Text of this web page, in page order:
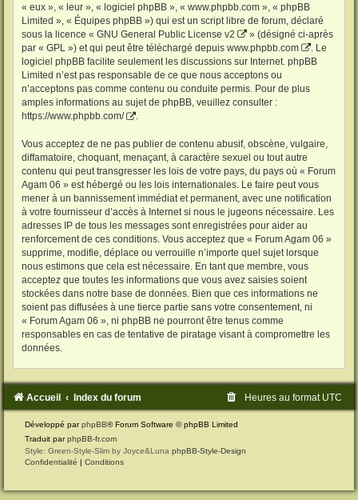
« eux », « leur », « logiciel phpBB », « www.phpbb.com », « phpBB
Limited », « Équipes phpBB ») qui est un script libre de forum, déclaré
sous la licence « GNU General Public License v2
» (désigné ci-après
par « GPL ») et qui peut être téléchargé depuis www.phpbb.com
. Le
logiciel phpBB facilite seulement les discussions sur Internet. phpBB
Limited n’est pas responsable de ce que nous acceptons ou
n’acceptons pas comme contenu ou conduite permis. Pour de plus
amples informations au sujet de phpBB, veuillez consulter :
https://www.phpbb.com/
.
Vous acceptez de ne pas publier de contenu abusif, obscène, vulgaire,
diffamatoire, choquant, menaçant, à caractère sexuel ou tout autre
contenu qui peut transgresser les lois de votre pays, du pays où « Forum
Agam 06 » est hébergé ou les lois internationales. Le faire peut vous
mener à un bannissement immédiat et permanent, avec une notification
à votre fournisseur d’accès à Internet si nous le jugeons nécessaire. Les
adresses IP de tous les messages sont enregistrées pour aider au
renforcement de ces conditions. Vous acceptez que « Forum Agam 06 »
supprime, modifie, déplace ou verrouille n’importe quel sujet lorsque
nous estimons que cela est nécessaire. En tant que membre, vous
acceptez que toutes les informations que vous avez saisies soient
stockées dans notre base de données. Bien que ces informations ne
soient pas diffusées à une tierce partie sans votre consentement, ni
« Forum Agam 06 », ni phpBB ne pourront être tenus comme
responsables en cas de tentative de piratage visant à compromettre les
données.
Accueil Index du forum Heures au format UTC
Développé parphpBB® Forum Software © phpBB Limited
Traduit parphpBB-fr.com
Style: Green-Style-Slim by Joyce&Luna phpBB-Style-Design
Confidentialité | Conditions